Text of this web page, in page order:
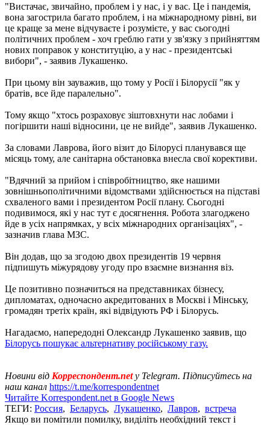
"Вистачає, звичайно, проблем і у нас, і у вас. Це і пандемія,
вона загострила багато проблем, і на міжнародному рівні, ви
це краще за мене відчуваєте і розумієте, у вас сьогодні
політичних проблем - хоч греблю гати у зв'язку з прийняттям
нових поправок у конституцію, а у нас - президентські
вибори", - заявив Лукашенко.
При цьому він зауважив, що тому у Росії і Білорусії "як у
братів, все йде паралельно".
Тому якщо "хтось розраховує зіштовхнути нас лобами і
погіршити наші відносини, це не вийде", заявив Лукашенко.
За словами Лаврова, його візит до Білорусі планувався ще
місяць тому, але санітарна обстановка внесла свої корективи.
"Вдячний за прийом і співробітництво, яке нашими
зовнішньополітичними відомствами здійснюється на підставі
схваленого вами і президентом Росії плану. Сьогодні
подивимося, які у нас тут є досягнення. Робота злагоджено
йде в усіх напрямках, у всіх міжнародних організаціях", -
зазначив глава МЗС.
Він додав, що за згодою двох президентів 19 червня
підпишуть міжурядову угоду про взаємне визнання віз.
Це позитивно позначиться на представниках бізнесу,
дипломатах, одночасно акредитованих в Москві і Мінську,
громадян третіх країн, які відвідують РФ і Білорусь.
Нагадаємо, напередодні Олександр Лукашенко заявив, що
Білорусь пошукає альтернативу російському газу.
Новини від Корреспондент.net у Telegram. Підписуйтесь на
наш канал https://t.me/korrespondentnet
Читайте Korrespondent.net в Google News
ТЕГИ: Россия, Беларусь, Лукашенко, Лавров, встреча
Якщо ви помітили помилку, виділіть необхідний текст і